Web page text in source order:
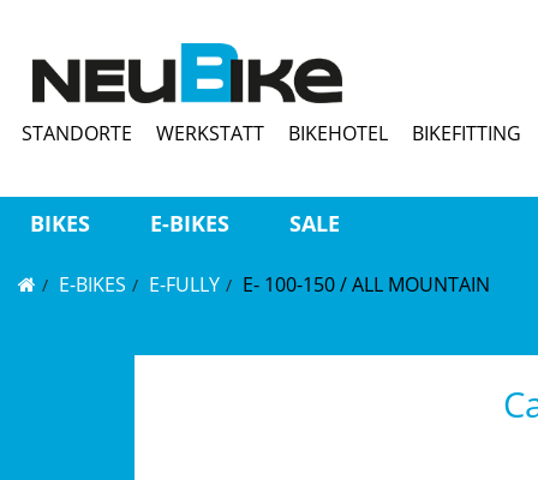
STANDORTE WERKSTATT BIKEHOTEL BIKEFITTING
BIKES E-BIKES SALE
E-BIKES E-FULLY E- 100-150 / ALL MOUNTAIN